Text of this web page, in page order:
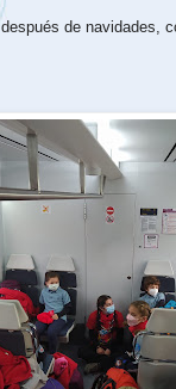
de navidades,